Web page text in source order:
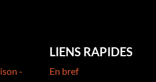
-
LIENS RAPIDES
En bref